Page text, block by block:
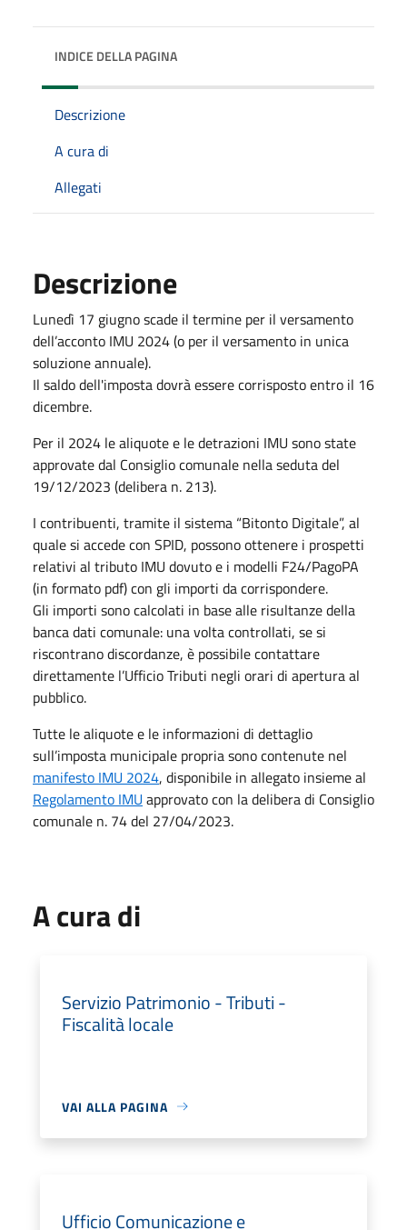
INDICE DELLA PAGINA
Descrizione
A cura di
Allegati
Descrizione
Lunedì 17 giugno scade il termine per il versamento
dell’acconto IMU 2024 (o per il versamento in unica
soluzione annuale).
Il saldo dell'imposta dovrà essere corrisposto entro il 16
dicembre.
Per il 2024 le aliquote e le detrazioni IMU sono state
approvate dal Consiglio comunale nella seduta del
19/12/2023 (delibera n. 213).
I contribuenti, tramite il sistema “Bitonto Digitale”, al
quale si accede con SPID, possono ottenere i prospetti
relativi al tributo IMU dovuto e i modelli F24/PagoPA
(in formato pdf) con gli importi da corrispondere.
Gli importi sono calcolati in base alle risultanze della
banca dati comunale: una volta controllati, se si
riscontrano discordanze, è possibile contattare
direttamente l’Ufficio Tributi negli orari di apertura al
pubblico.
Tutte le aliquote e le informazioni di dettaglio
sull’imposta municipale propria sono contenute nel
manifesto IMU 2024, disponibile in allegato insieme al
Regolamento IMU approvato con la delibera di Consiglio
comunale n. 74 del 27/04/2023.
A cura di
Servizio Patrimonio - Tributi -
Fiscalità locale
VAI ALLA PAGINA
Ufficio Comunicazione e